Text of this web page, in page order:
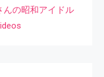
んの昭和アイドル